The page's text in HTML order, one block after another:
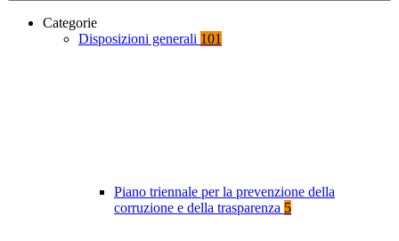
Categorie
Disposizioni generali 101
Piano triennale per la prevenzione della
corruzione e della trasparenza 5